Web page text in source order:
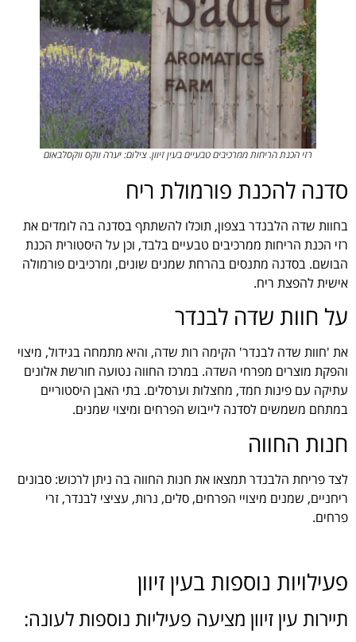
רזי הכנת הריחות ממרכיבים טבעיים בעין זיוון. צילום: יערה ווקס ווקסלבאום
סדנה להכנת פורמולת ריח
בחוות שדה הלבנדר בצפון, תוכלו להשתתף בסדנה בה לומדים את
רזי הכנת הריחות ממרכיבים טבעיים בלבד, וכן על היסטורית הכנת
הבושם. בסדנה מתנסים בהרחת שמנים שונים, ומרכיבים פורמולה
אישית להפצת ריח.
על חוות שדה לבנדר
את 'חוות שדה לבנדר' הקימה רות שדה, והיא מתמחה בגידול, מיצוי
והפקת מוצרים מפרחי השדה. במרכז החווה נטועה חורשת אלונים
עתיקה עם פינות חמד, מחצלות וערסלים. בתי האבן היסטוריים
במתחם משמשים לסדנה לייבוש הפרחים ומיצוי שמנים.
חנות החווה
לצד פריחת הלבנדר תמצאו את חנות החווה בה ניתן לרכוש: סבונים
ריחניים, שמנים מיצויי הפרחים, סלים, נרות, עציצי לבנדר, זרי
פרחים.
פעילויות נוספות בעין זיוון
תיירות עין זיוון מציעה פעיליות נוספות לעונה: